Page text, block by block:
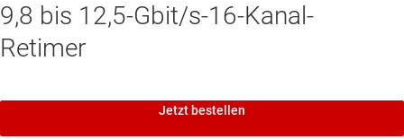
9,8 bis 12,5-Gbit/s-16-Kanal-
Retimer
Jetzt bestellen